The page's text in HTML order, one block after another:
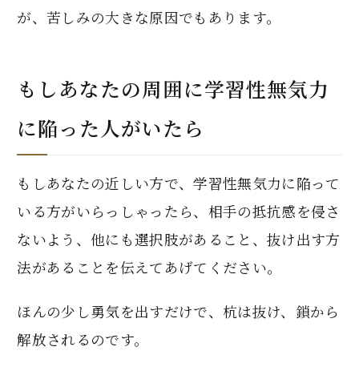
が、苦しみの大きな原因でもあります。
もしあなたの周囲に学習性無気力
に陥った人がいたら
もしあなたの近しい方で、学習性無気力に陥って
いる方がいらっしゃったら、相手の抵抗感を侵さ
ないよう、他にも選択肢があること、抜け出す方
法があることを伝えてあげてください。
ほんの少し勇気を出すだけで、杭は抜け、鎖から
解放されるのです。